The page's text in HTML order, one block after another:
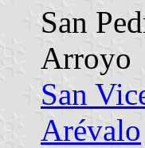
San
Arroyo
San
Arévalo